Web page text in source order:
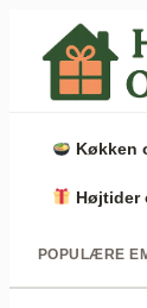
indhold
Køkken
Højtider
POPULÆRE